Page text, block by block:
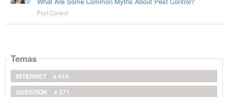
Pest Control
Temas
INTERNET
x 414
QUESTION
x 371